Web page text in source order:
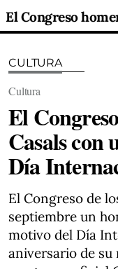
CULTURA
Cultura
El
Casals con
Día
El Congreso de
septiembre un
motivo del Día
aniversario de